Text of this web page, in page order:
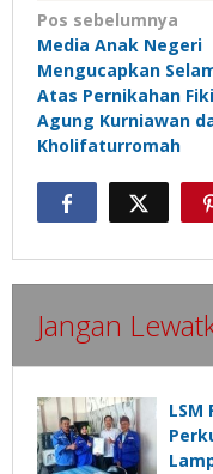
Navigasi
pos
Pos sebelumnya
Media Anak Negeri
Mengucapkan
Atas Pernikahan Fiki
Agung Kurniawan
Kholifaturromah
Jangan
LSM